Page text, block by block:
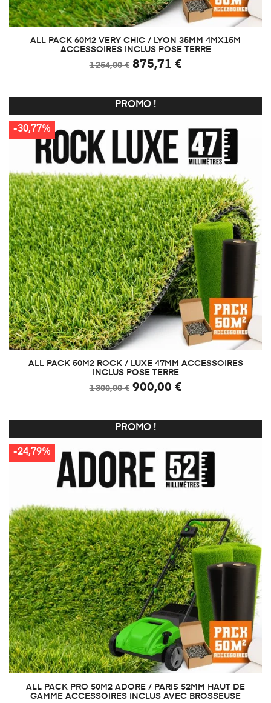
ALL PACK 60M2 VERY CHIC / LYON 35MM 4MX15M
ACCESSOIRES INCLUS POSE TERRE
1 254,00 € 875,71 €
ALL PACK 50M2 ROCK / LUXE 47MM ACCESSOIRES
INCLUS POSE TERRE
1 300,00 € 900,00 €
PROMO !
-30,77%
ALL PACK PRO 50M2 ADORE / PARIS 52MM HAUT DE
GAMME ACCESSOIRES INCLUS AVEC BROSSEUSE
PROMO !
-24,79%